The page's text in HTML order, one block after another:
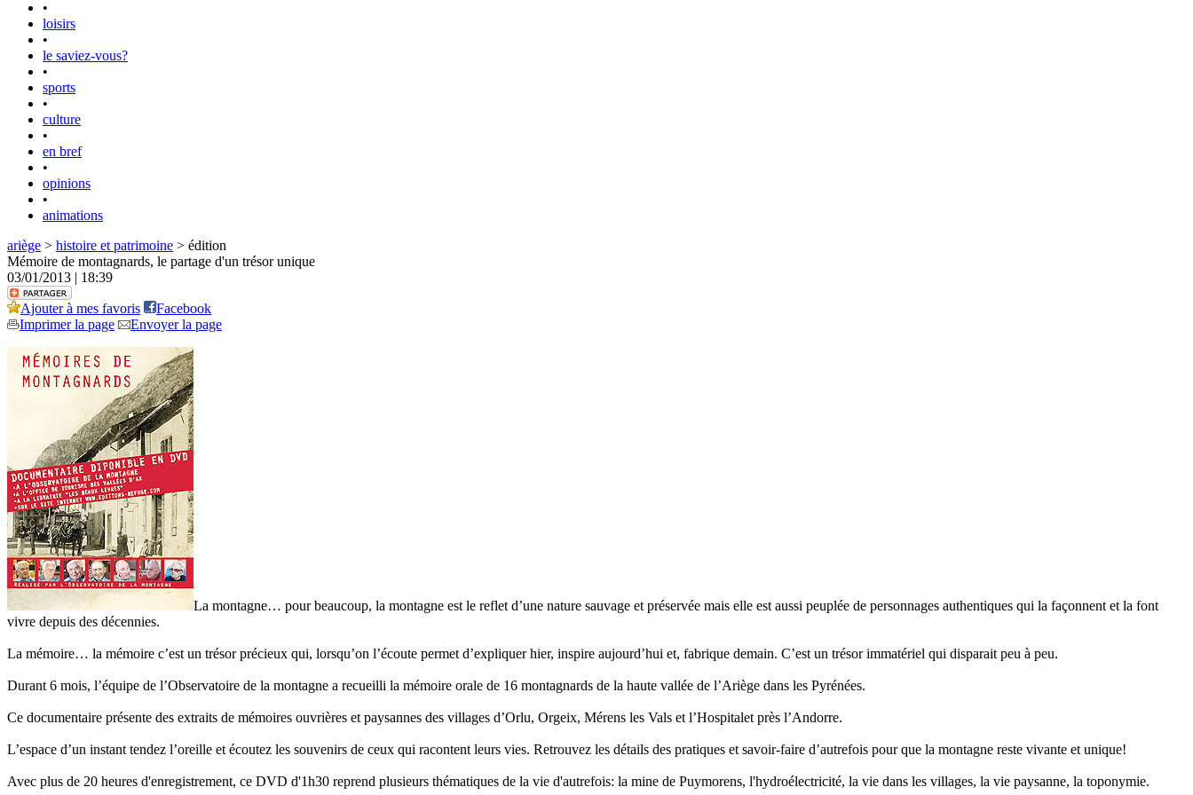
•
loisirs
•
le saviez-vous?
•
sports
•
culture
•
en bref
•
opinions
•
animations
ariège > histoire et patrimoine > édition
Mémoire de montagnards, le partage d'un trésor unique
03/01/2013 | 18:39
Ajouter à mes favoris
Facebook
Imprimer la page
Envoyer la page
La montagne… pour beaucoup, la montagne est le reflet d’une nature sauvage et préservée mais elle est aussi peuplée de personnages authentiques qui la façonnent et la font
vivre depuis des décennies.
La mémoire… la mémoire c’est un trésor précieux qui, lorsqu’on l’écoute permet d’expliquer hier, inspire aujourd’hui et, fabrique demain. C’est un trésor immatériel qui disparait peu à peu.
Durant 6 mois, l’équipe de l’Observatoire de la montagne a recueilli la mémoire orale de 16 montagnards de la haute vallée de l’Ariège dans les Pyrénées.
Ce documentaire présente des extraits de mémoires ouvrières et paysannes des villages d’Orlu, Orgeix, Mérens les Vals et l’Hospitalet près l’Andorre.
L’espace d’un instant tendez l’oreille et écoutez les souvenirs de ceux qui racontent leurs vies. Retrouvez les détails des pratiques et savoir-faire d’autrefois pour que la montagne reste vivante et unique!
Avec plus de 20 heures d'enregistrement, ce DVD d'1h30 reprend plusieurs thématiques de la vie d'autrefois: la mine de Puymorens, l'hydroélectricité, la vie dans les villages, la vie paysanne, la toponymie.